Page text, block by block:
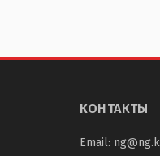
КОНТАКТЫ
Email: